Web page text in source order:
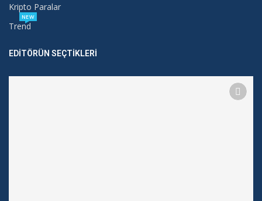
Kripto Paralar
Trend
NEW
EDITÖRÜN SEÇTIKLERI